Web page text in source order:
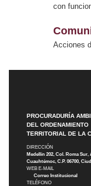
con
Acciones
PROCURADURÍA
DEL ORDENAMIENTO
TERRITORIAL DE LA
DIRECCIÓN
Medellín 202, Col. Roma Sur,
Cuauhtémoc, C.P. 06700,
WEB E-MAIL
Correo Institucional
TELÉFONO